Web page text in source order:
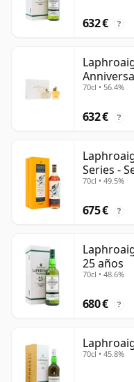
632 € ?
años
70cl • 56.4%
632 € ?
Series -
70cl • 49.5%
675 € ?
25 años
70cl • 48.6%
680 € ?
70cl • 45.8%